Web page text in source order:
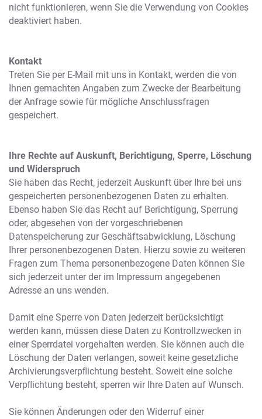
nicht funktionieren, wenn Sie die Verwendung von Cookies
deaktiviert haben.
Kontakt
Treten Sie per E-Mail mit uns in Kontakt, werden die von
Ihnen gemachten Angaben zum Zwecke der Bearbeitung
der Anfrage sowie für mögliche Anschlussfragen
gespeichert.
Ihre Rechte auf Auskunft, Berichtigung, Sperre, Löschung
und Widerspruch
Sie haben das Recht, jederzeit Auskunft über Ihre bei uns
gespeicherten personenbezogenen Daten zu erhalten.
Ebenso haben Sie das Recht auf Berichtigung, Sperrung
oder, abgesehen von der vorgeschriebenen
Datenspeicherung zur Geschäftsabwicklung, Löschung
Ihrer personenbezogenen Daten. Hierzu sowie zu weiteren
Fragen zum Thema personenbezogene Daten können Sie
sich jederzeit unter der im Impressum angegebenen
Adresse an uns wenden.
Damit eine Sperre von Daten jederzeit berücksichtigt
werden kann, müssen diese Daten zu Kontrollzwecken in
einer Sperrdatei vorgehalten werden. Sie können auch die
Löschung der Daten verlangen, soweit keine gesetzliche
Archivierungsverpﬂichtung besteht. Soweit eine solche
Verpﬂichtung besteht, sperren wir Ihre Daten auf Wunsch.
Sie können Änderungen oder den Widerruf einer